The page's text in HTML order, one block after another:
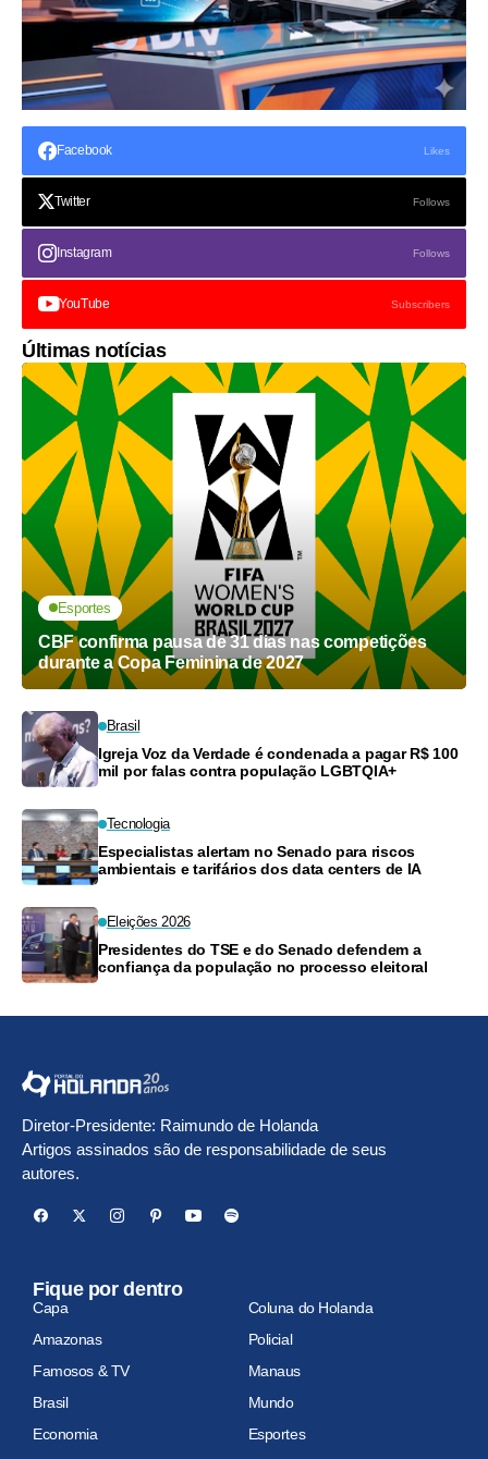
Facebook Likes
Twitter Follows
Instagram Follows
YouTube Subscribers
Últimas notícias
Esportes
CBF confirma pausa de 31 dias nas competições
durante a Copa Feminina de 2027
Brasil
Igreja Voz da Verdade é condenada a pagar R$ 100
mil por falas contra população LGBTQIA+
Tecnologia
Especialistas alertam no Senado para riscos
ambientais e tarifários dos data centers de IA
Eleições 2026
Presidentes do TSE e do Senado defendem a
confiança da população no processo eleitoral
Diretor-Presidente: Raimundo de Holanda
Artigos assinados são de responsabilidade de seus
autores.
Fique por dentro
Capa
Coluna do Holanda
Amazonas
Policial
Famosos & TV
Manaus
Brasil
Mundo
Economia
Esportes